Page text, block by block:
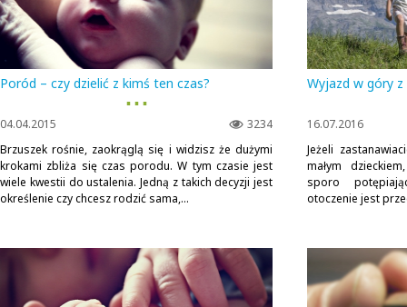
Poród – czy dzielić z kimś ten czas?
▪ ▪ ▪
3234
04.04.2015
Brzuszek rośnie, zaokrąglą się i widzisz że dużymi
krokami zbliża się czas porodu. W tym czasie jest
wiele kwestii do ustalenia. Jedną z takich decyzji jest
określenie czy chcesz rodzić sama,...
Wyjazd w góry
16.07.2016
Jeżeli
małym
sporo
otoczenie jest